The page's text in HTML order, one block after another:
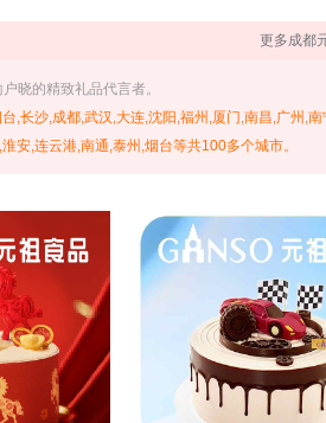
更多成都
晓的精致礼品代言者。
,长沙,成都,武汉,大连,沈阳,福州,厦门,南昌,广州,
安,连云港,南通,泰州,烟台等共100多个城市。